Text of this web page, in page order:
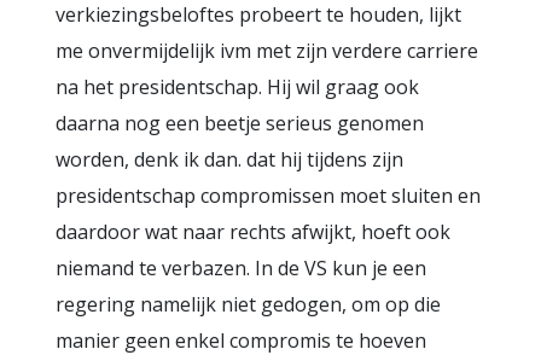
verkiezingsbeloftes probeert te houden, lijkt
me onvermijdelijk ivm met zijn verdere carriere
na het presidentschap. Hij wil graag ook
daarna nog een beetje serieus genomen
worden, denk ik dan. dat hij tijdens zijn
presidentschap compromissen moet sluiten en
daardoor wat naar rechts afwijkt, hoeft ook
niemand te verbazen. In de VS kun je een
regering namelijk niet gedogen, om op die
manier geen enkel compromis te hoeven